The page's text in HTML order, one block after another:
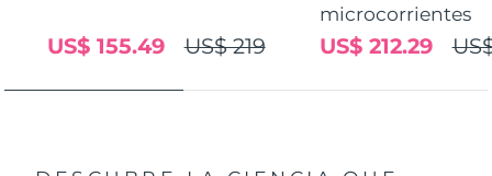
US$ 219
US$ 155.49
microcorrientes
US$ 212.29